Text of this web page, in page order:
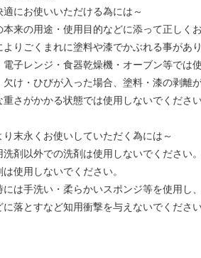
適にお使いいただける為には～
本来の用途・使用目的などに添って正しく
よりごくまれに塗料や漆でかぶれる事があ
電子レンジ・食器乾燥機・オーブン等では
欠け・ひびが入った場合、塗料・漆の剥離
重さがかかる状態では使用しないでください
り末永くお使いしていただく為には～
洗剤以外での洗剤は使用しないでください
は使用しないでください。
には手洗い・柔らかいスポンジ等を使用し
に落とすなど知用衝撃を与えないでください